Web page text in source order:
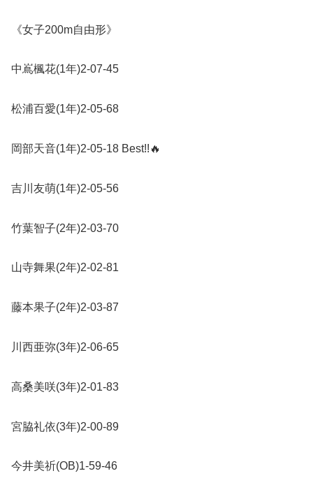
《女子200m自由形》
中嶌楓花(1年)2-07-45
松浦百愛(1年)2-05-68
岡部天音(1年)2-05-18 Best!! 🔥
吉川友萌(1年)2-05-56
竹葉智子(2年)2-03-70
山寺舞果(2年)2-02-81
藤本果子(2年)2-03-87
川西亜弥(3年)2-06-65
高桑美咲(3年)2-01-83
宮脇礼依(3年)2-00-89
今井美祈(OB)1-59-46